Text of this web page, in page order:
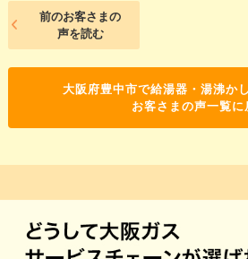
前のお客さまの
声を読む
大阪府豊中市で給湯器・湯沸か
お客さまの声一覧に